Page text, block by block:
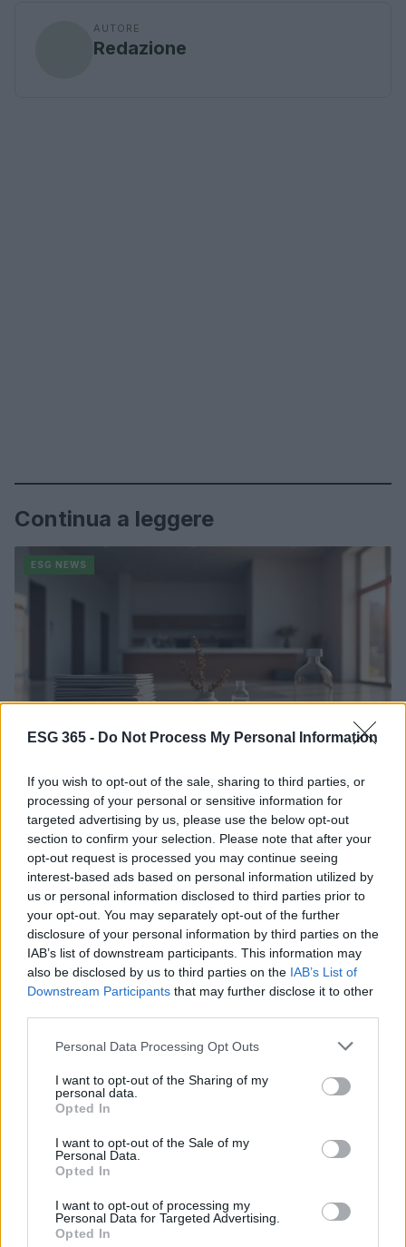
ESG 365 - Do Not Process My Personal Information
If you wish to opt-out of the sale, sharing to third parties, or
processing of your personal or sensitive information for
targeted advertising by us, please use the below opt-out
section to confirm your selection. Please note that after your
opt-out request is processed you may continue seeing
interest-based ads based on personal information utilized by
us or personal information disclosed to third parties prior to
your opt-out. You may separately opt-out of the further
disclosure of your personal information by third parties on the
IAB’s list of downstream participants. This information may
also be disclosed by us to third parties on the IAB’s List of
Downstream Participants that may further disclose it to other
Please note that this website/app uses one or more Google
not limited to your visit or usage behaviour. You may click to
grant or deny consent to Google and its third-party tags to
use your data for below specified purposes in below Google
consent section.
Personal Data Processing Opt Outs
I want to opt-out of the Sharing of my
personal data.
Opted In
I want to opt-out of the Sale of my
Personal Data.
Opted In
I want to opt-out of processing my
Personal Data for Targeted Advertising.
Opted In
AUTORE
Redazione
Continua a leggere
ESG NEWS
Sanità sarda e transizione verde: tra case della
comunità, industria farmaceutica e tensioni politiche
Ilaria Galli · 15 Giu 2026
ESG NEWS
Dati e numeri su Euromobiliare Pictet Global Trends
Andrea Innocenti · 26 Mar 2026